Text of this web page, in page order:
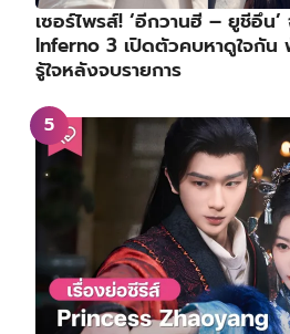
เซอร์ไพรส์! ‘อีกวานฮี – ยูชีอึน’
Inferno 3 เปิดตัวคบหาดูใจกั
รู้ใจหลังจบรายการ